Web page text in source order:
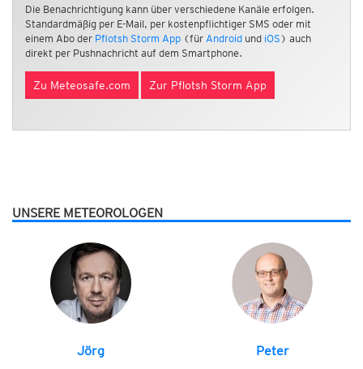
Die Benachrichtigung kann über verschiedene Kanäle erfolgen.
Standardmäßig per E-Mail, per kostenpflichtiger SMS oder mit
einem Abo der Pflotsh Storm App (für Android und iOS ) auch
direkt per Pushnachricht auf dem Smartphone.
Zu Meteosafe.com Zur Pflotsh Storm App
UNSERE METEOROLOGEN
Jörg Peter